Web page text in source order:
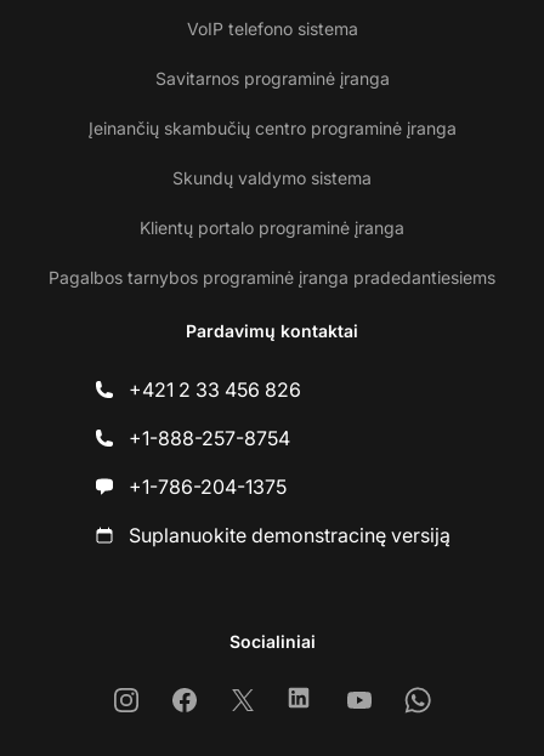
VoIP telefono sistema
Savitarnos programinė įranga
Įeinančių skambučių centro programinė įranga
Skundų valdymo sistema
Klientų portalo programinė įranga
Pagalbos tarnybos programinė įranga pradedantiesiems
Pardavimų kontaktai
+421 2 33 456 826
+1-888-257-8754
+1-786-204-1375
Suplanuokite demonstracinę versiją
Socialiniai
InstagramFacebook
X LinkedinYoutubeWhatsapp